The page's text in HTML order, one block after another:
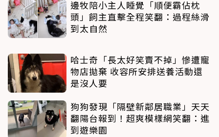
邊牧陪小主人睡覺「順便霸佔枕
頭」飼主直擊全程笑翻：過程絲滑
到太自然
哈士奇「長太好笑賣不掉」慘遭寵
物店拋棄 收容所安排送養活動還
是沒人要
狗狗發現「隔壁新鄰居職業」天天
翻陽台報到！超爽模樣網笑翻：進
到遊樂園